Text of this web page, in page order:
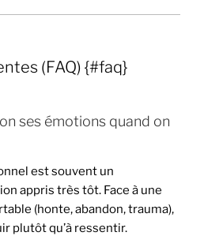
(FAQ) {#faq}
ses émotions quand on
est souvent un
appris très tôt. Face à une
(honte, abandon, trauma),
plutôt qu’à ressentir.